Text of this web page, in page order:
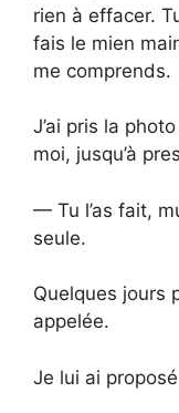
rien à effacer.
fais le mien
me comprends.
J’ai pris la
moi, jusqu’à
— Tu l’as fait,
seule.
Quelques jours
appelée.
Je lui ai